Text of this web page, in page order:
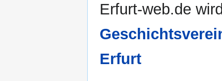
Erfurt-web.de
Erfurt